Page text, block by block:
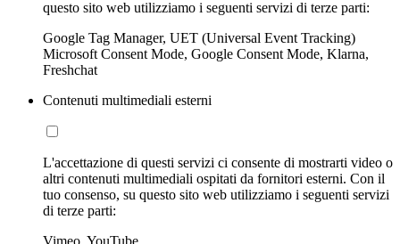
questo sito web utilizziamo i seguenti servizi di terze parti:
Google Tag Manager, UET (Universal Event Tracking)
Microsoft Consent Mode, Google Consent Mode, Klarna,
Freshchat
Contenuti multimediali esterni
L'accettazione di questi servizi ci consente di mostrarti video o
altri contenuti multimediali ospitati da fornitori esterni. Con il
tuo consenso, su questo sito web utilizziamo i seguenti servizi
di terze parti: